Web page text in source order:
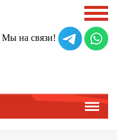
Мы на связи!